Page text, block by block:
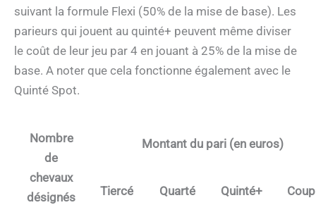
suivant la formule Flexi (50% de la mise de base). Les
parieurs qui jouent au quinté+ peuvent même diviser
le coût de leur jeu par 4 en jouant à 25% de la mise de
base. A noter que cela fonctionne également avec le
Quinté Spot.
Nombre
de
chevaux
désignés
Montant du pari (en euros)
Tiercé Quarté Quinté+